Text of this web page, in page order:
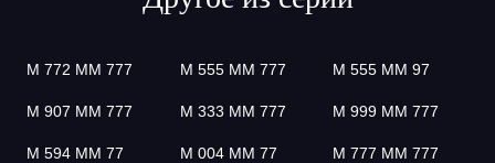
М 772 ММ 777 М 555 ММ 777 М 555 ММ 97
М 907 ММ 777 М 333 ММ 777 М 999 ММ 777
М 594 ММ 77 М 004 ММ 77 М 777 ММ 777